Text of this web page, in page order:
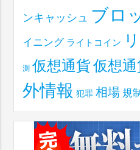
ンキャッシュ ブロ
イニング ライトコイン
測 仮想通貨仮想
外情報 犯罪 相場 規制